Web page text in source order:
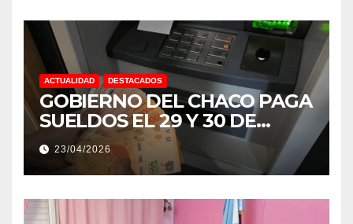
ACTUALIDAD DESTACADOS
GOBIERNO DEL CHACO PAGA
SUELDOS EL 29 Y 30 DE
ABRIL, CON EL 2% DE
AUMENTO
23/04/2026